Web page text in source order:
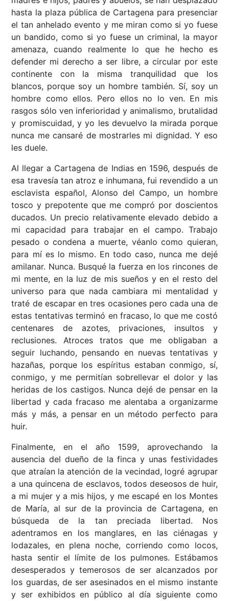
hasta la plaza pública de Cartagena para presenciar
el tan anhelado evento y me miran como si yo fuese
un bandido, como si yo fuese un criminal, la mayor
amenaza, cuando realmente lo que he hecho es
defender mi derecho a ser libre, a circular por este
continente con la misma tranquilidad que los
blancos, porque soy un hombre también. Sí, soy un
hombre como ellos. Pero ellos no lo ven. En mis
rasgos sólo ven inferioridad y animalismo, brutalidad
y promiscuidad, y yo les devuelvo la mirada porque
nunca me cansaré de mostrarles mi dignidad. Y eso
les duele.
Al llegar a Cartagena de Indias en 1596, después de
esa travesía tan atroz e inhumana, fui revendido a un
esclavista español, Alonso del Campo, un hombre
tosco y prepotente que me compró por doscientos
ducados. Un precio relativamente elevado debido a
mi capacidad para trabajar en el campo. Trabajo
pesado o condena a muerte, véanlo como quieran,
para mí es lo mismo. En todo caso, nunca me dejé
amilanar. Nunca. Busqué la fuerza en los rincones de
mi mente, en la luz de mis sueños y en el resto del
universo para que nada cambiara mi mentalidad y
traté de escapar en tres ocasiones pero cada una de
estas tentativas terminó en fracaso, lo que me costó
centenares de azotes, privaciones, insultos y
reclusiones. Atroces tratos que me obligaban a
seguir luchando, pensando en nuevas tentativas y
hazañas, porque los espíritus estaban conmigo, sí,
conmigo, y me permitían sobrellevar el dolor y las
heridas de los castigos. Nunca dejé de pensar en la
libertad y cada fracaso me alentaba a organizarme
más y más, a pensar en un método perfecto para
huir.
Finalmente, en el año 1599, aprovechando la
ausencia del dueño de la finca y unas festividades
que atraían la atención de la vecindad, logré agrupar
a una quincena de esclavos, todos deseosos de huir,
a mi mujer y a mis hijos, y me escapé en los Montes
de María, al sur de la provincia de Cartagena, en
búsqueda de la tan preciada libertad. Nos
adentramos en los manglares, en las ciénagas y
lodazales, en plena noche, corriendo como locos,
hasta sentir el límite de los pulmones. Estábamos
desesperados y temerosos de ser alcanzados por
los guardas, de ser asesinados en el mismo instante
y ser exhibidos en público al día siguiente como